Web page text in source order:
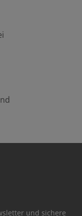
und sichere